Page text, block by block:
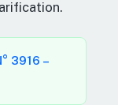
3916 –